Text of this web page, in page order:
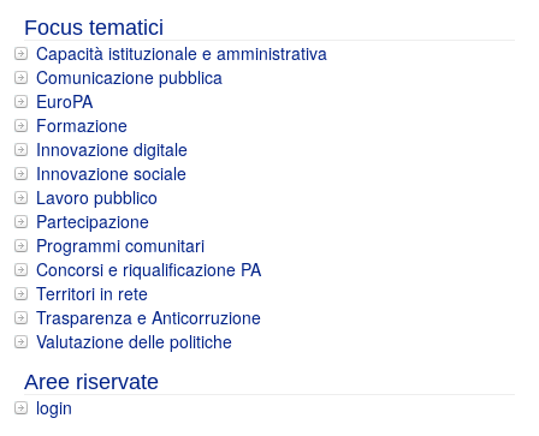
Focus tematici
Capacità istituzionale e amministrativa
Comunicazione pubblica
EuroPA
Formazione
Innovazione digitale
Innovazione sociale
Lavoro pubblico
Partecipazione
Programmi comunitari
Concorsi e riqualificazione PA
Territori in rete
Trasparenza e Anticorruzione
Valutazione delle politiche
Aree riservate
login